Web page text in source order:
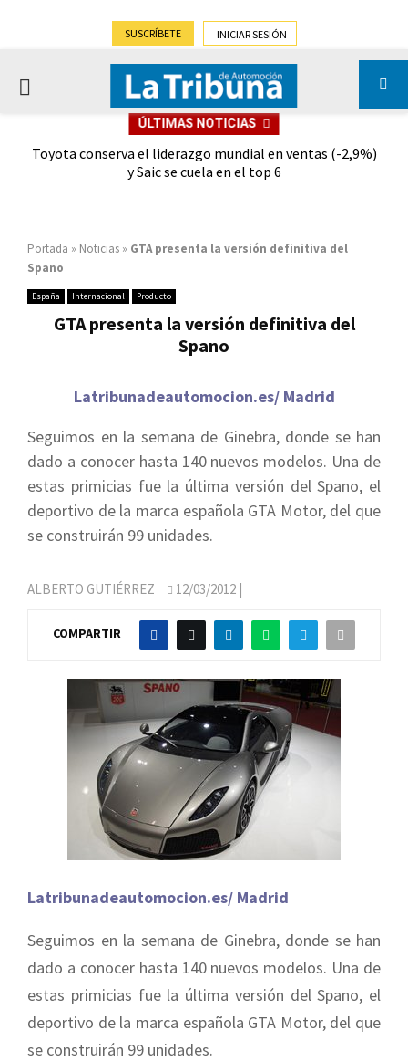
SUSCRÍBETE INICIAR SESIÓN
PRIMARY
ÚLTIMAS NOTICIAS
Toyota conserva el liderazgo mundial en ventas (-2,9%)
y Saic se cuela en el top 6
Portada » Noticias » GTA presenta la versión definitiva del
Spano
España Internacional Producto
GTA presenta la versión definitiva del
Spano
Latribunadeautomocion.es/ Madrid
Seguimos en la semana de Ginebra, donde se han
dado a conocer hasta 140 nuevos modelos. Una de
estas primicias fue la última versión del Spano, el
deportivo de la marca española GTA Motor, del que
se construirán 99 unidades.
ALBERTO GUTIÉRREZ 12/03/2012 |
COMPARTIR
Latribunadeautomocion.es/ Madrid
Seguimos en la semana de Ginebra, donde se han
dado a conocer hasta 140 nuevos modelos. Una de
estas primicias fue la última versión del Spano, el
deportivo de la marca española GTA Motor, del que
se construirán 99 unidades.